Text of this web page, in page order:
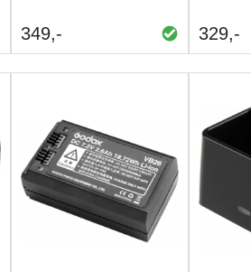
349 329